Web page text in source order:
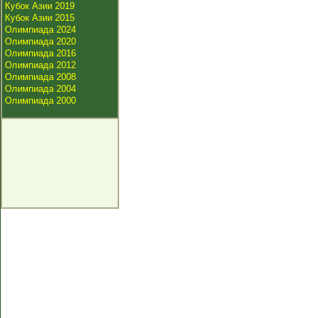
Кубок Азии 2019
Кубок Азии 2015
Олимпиада 2024
Олимпиада 2020
Олимпиада 2016
Олимпиада 2012
Олимпиада 2008
Олимпиада 2004
Олимпиада 2000